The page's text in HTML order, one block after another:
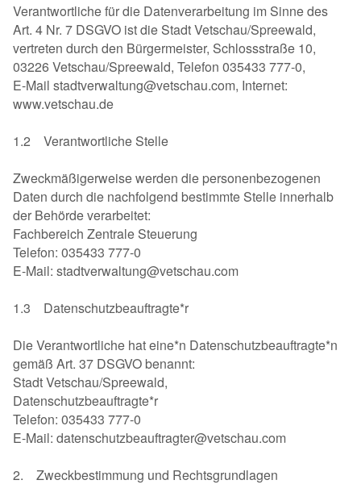
Verantwortliche für die Datenverarbeitung im Sinne des
Art. 4 Nr. 7 DSGVO ist die Stadt Vetschau/Spreewald,
vertreten durch den Bürgermeister, Schlossstraße 10,
03226 Vetschau/Spreewald, Telefon 035433 777-0,
E-Mail stadtverwaltung@vetschau.com, Internet:
www.vetschau.de
1.2 Verantwortliche Stelle
Zweckmäßigerweise werden die personenbezogenen
Daten durch die nachfolgend bestimmte Stelle innerhalb
der Behörde verarbeitet:
Fachbereich Zentrale Steuerung
Telefon: 035433 777-0
E-Mail: stadtverwaltung@vetschau.com
1.3 Datenschutzbeauftragte*r
Die Verantwortliche hat eine*n Datenschutzbeauftragte*n
gemäß Art. 37 DSGVO benannt:
Stadt Vetschau/Spreewald,
Datenschutzbeauftragte*r
Telefon: 035433 777-0
E-Mail: datenschutzbeauftragter@vetschau.com
2. Zweckbestimmung und Rechtsgrundlagen